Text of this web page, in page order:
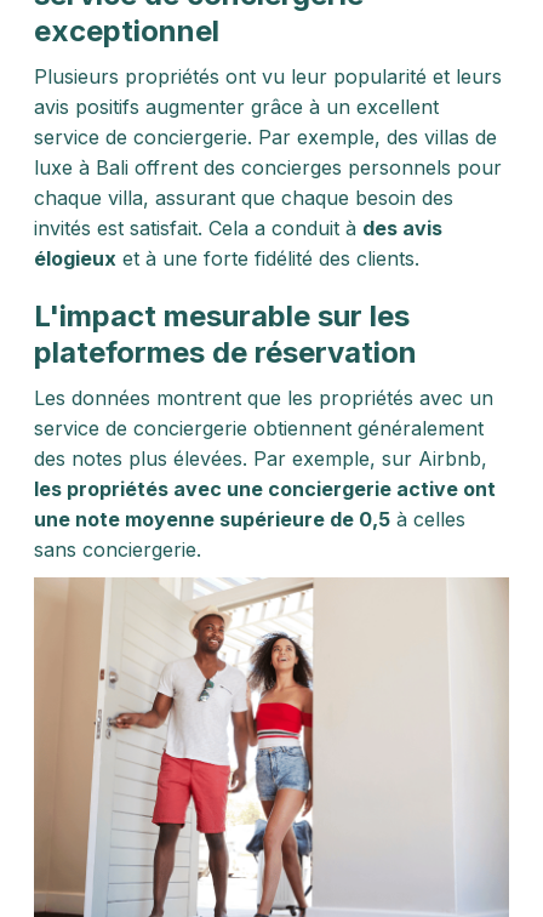
exceptionnel
Plusieurs propriétés ont vu leur popularité et leurs
avis positifs augmenter grâce à un excellent
service de conciergerie. Par exemple, des villas de
luxe à Bali offrent des concierges personnels pour
chaque villa, assurant que chaque besoin des
invités est satisfait. Cela a conduit à des avis
élogieux et à une forte fidélité des clients.
L'impact mesurable sur les
plateformes de réservation
Les données montrent que les propriétés avec un
service de conciergerie obtiennent généralement
des notes plus élevées. Par exemple, sur Airbnb,
les propriétés avec une conciergerie active ont
une note moyenne supérieure de 0,5 à celles
sans conciergerie.